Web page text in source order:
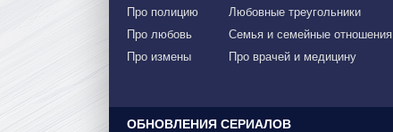
Про полицию
Про любовь
Про измены
Любовные треугольники
Семья и семейные отношения
Про врачей и медицину
ОБНОВЛЕНИЯ СЕРИАЛОВ